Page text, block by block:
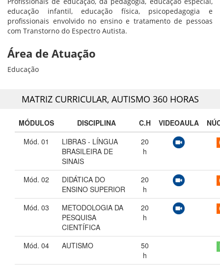
educação infantil, educação física, psicopedagogia e
profissionais envolvido no ensino e tratamento de pessoas
com Transtorno do Espectro Autista.
Área de Atuação
Educação
MATRIZ CURRICULAR, AUTISMO 360 HORAS
MÓDULOS DISCIPLINA C.H VIDEOAULA
Mód. 01
LIBRAS - LÍNGUA
BRASILEIRA DE
SINAIS
20
h
Mód. 02
DIDÁTICA DO
ENSINO SUPERIOR
20
h
Mód. 03
METODOLOGIA DA
PESQUISA
CIENTÍFICA
20
h
Mód. 04 AUTISMO
50
h